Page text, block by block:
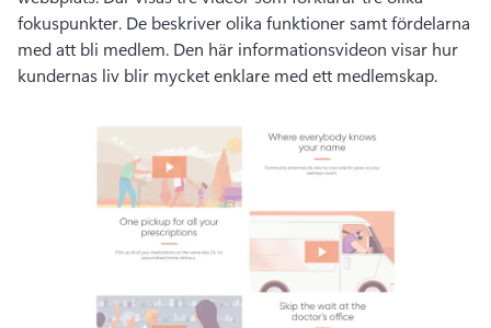
fokuspunkter. De beskriver olika funktioner samt fördelarna
med att bli medlem. Den här informationsvideon visar hur
kundernas liv blir mycket enklare med ett medlemskap.